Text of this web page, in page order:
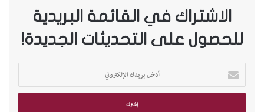
الاشتراك في القائمة البريدية
للحصول على التحديثات الجديدة!
خ